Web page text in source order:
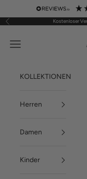
Zum Inhalt springen
Zurück Kostenloser
Menü
KOLLEKTIONEN
Herren
Damen
Kinder